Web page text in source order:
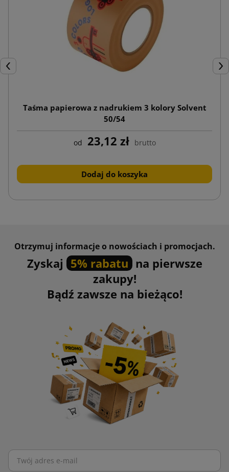
Poprzedni
Taśma papierowa z nadrukiem 3 kolory Solvent
50/54
od 23,12 zł brutto
Dodaj do koszyka
Otrzymuj informacje o nowościach i promocjach.
Zyskaj 5% rabatu na pierwsze
zakupy!
Bądź zawsze na bieżąco!